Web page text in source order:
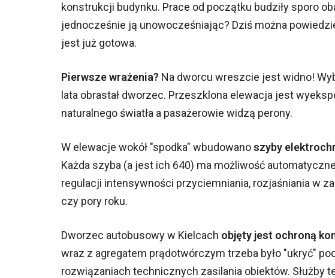
konstrukcji budynku. Prace od początku budziły sporo
jednocześnie ją unowocześniając? Dziś można
jest już gotowa.
Pierwsze wrażenia? Na dworcu wreszcie jest widno!
lata obrastał dworzec. Przeszklona elewacja jest
naturalnego światła a pasażerowie widzą perony.
W elewacje wokół "spodka" wbudowanoszyby
Każda szyba (a jest ich 640) ma możliwość
regulacji intensywności przyciemniania, rozjaśniania w
czy pory roku.
Dworzec autobusowy w Kielcach objęty jest ochroną
wraz z agregatem prądotwórczym trzeba było "ukryć"
rozwiązaniach technicznych zasilania obiektów. Służby